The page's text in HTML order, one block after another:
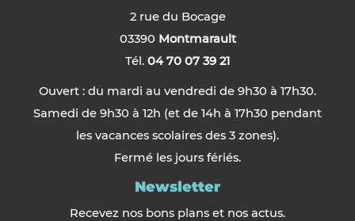
2 rue du Bocage
03390 Montmarault
Tél. 04 70 07 39 21
Ouvert : du mardi au vendredi de 9h30 à 17h30.
Samedi de 9h30 à 12h (et de 14h à 17h30 pendant
les vacances scolaires des 3 zones).
Fermé les jours fériés.
Newsletter
Recevez nos bons plans et nos actus.